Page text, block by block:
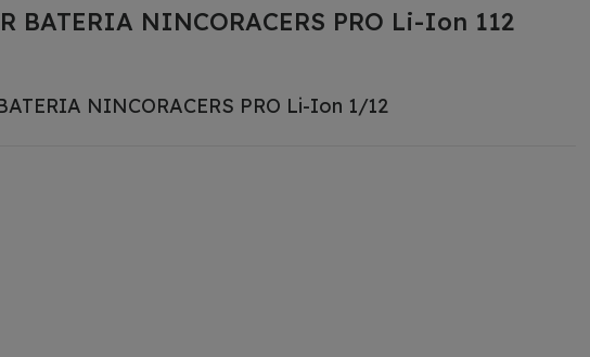
BATERIA NINCORACERS PRO Li-Ion 112
NINCORACERS PRO Li-Ion 1/12